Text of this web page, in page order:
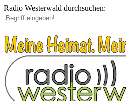
Radio Westerwald durchsuchen: